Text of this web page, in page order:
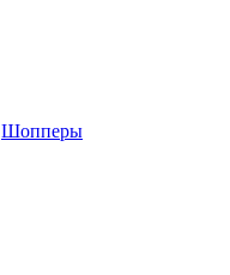
Шопперы